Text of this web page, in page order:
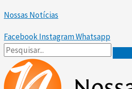
para
o
conteúdo
Nossas Notícias
FacebookInstagramWhatsapp
Up